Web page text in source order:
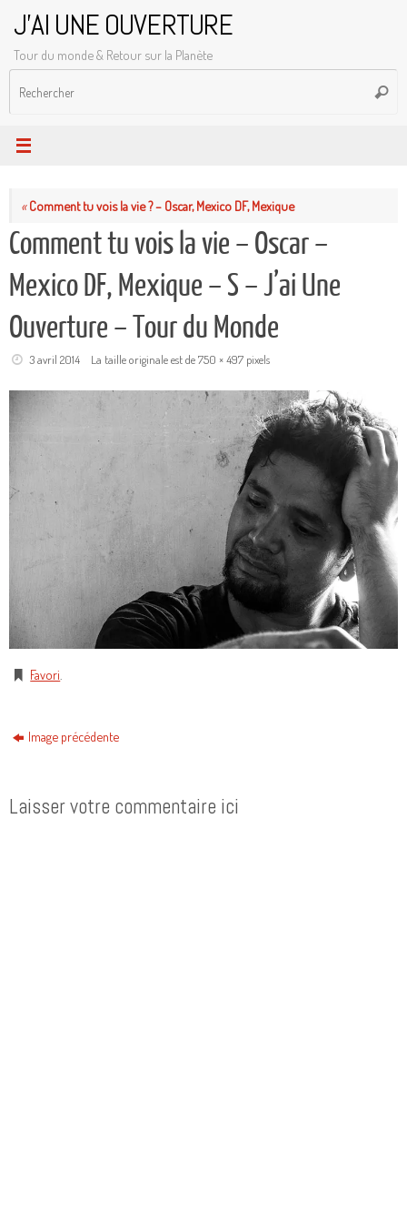
contenu
J'AI UNE OUVERTURE
Tour du monde & Retour sur la Planète
«Comment tu vois la vie ? – Oscar, Mexico DF, Mexique
Comment tu vois la vie – Oscar –
Mexico DF, Mexique – S – J’ai Une
Ouverture – Tour du Monde
3 avril 2014 La taille originale est de750 × 497pixels
Favori
Image précédente
Laisser votre commentaire ici